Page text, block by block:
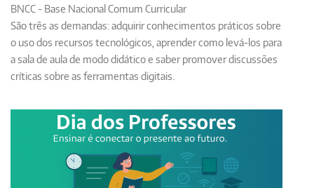
BNCC - Base Nacional Comum Curricular
São três as demandas: adquirir conhecimentos práticos sobre
o uso dos recursos tecnológicos, aprender como levá-los para
a sala de aula de modo didático e saber promover discussões
críticas sobre as ferramentas digitais.